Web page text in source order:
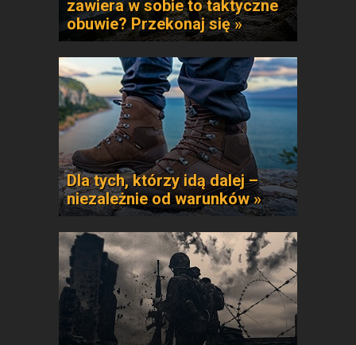
zawiera w sobie to taktyczne
obuwie? Przekonaj się »
Dla tych, którzy idą dalej –
niezależnie od warunków »